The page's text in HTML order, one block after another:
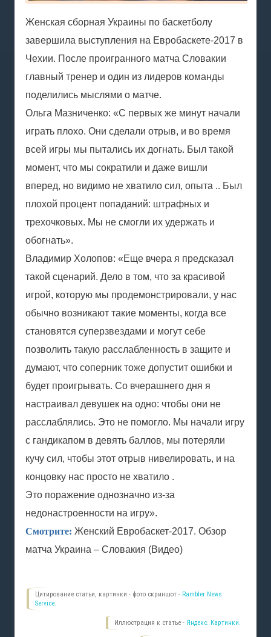
Женская сборная Украины по баскетболу
завершила выступления на Евробаскете-2017 в
Чехии. После проигранного матча Словакии
главный тренер и один из лидеров команды
поделились мыслями о матче.
Ольга Мазниченко: «С первых же минут начали
играть плохо. Они сделали отрыв, и во время
всей игры мы пытались их догнать. Был такой
момент, что мы сократили и даже вишли
вперед, но видимо не хватило сил, опыта .. Был
плохой процент попаданий: штрафных и
трехочковых. Мы не смогли их удержать и
обогнать».
Владимир Холопов: «Еще вчера я предсказал
такой сценарий. Дело в том, что за красивой
игрой, которую мы продемонстрировали, у нас
обычно возникают такие моменты, когда все
становятся суперзвездами и могут себе
позволить такую расслабленность в защите и
думают, что соперник тоже допустит ошибки и
будет проигрывать. Со вчерашнего дня я
настраивал девушек на одно: чтобы они не
расслаблялись. Это не помогло. Мы начали игру
с гандикапом в девять баллов, мы потеряли
кучу сил, чтобы этот отрыв нивелировать, и на
концовку нас просто не хватило .
Это поражение однозначно из-за
недонастроенности на игру».
Смотрите: Женский Евробаскет-2017. Обзор
матча Украина – Словакия (Видео)
Цитирование статьи, картинки - фото скриншот - Rambler News
Service.
Иллюстрация к статье - Яндекс. Картинки.